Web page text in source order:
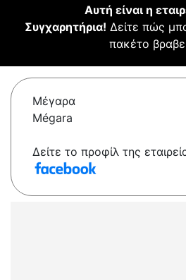
Αυτή είναι η
Συγχαρητήρια! Δείτε πώς
πακέτο
Μέγαρα
Mégara
Δείτε το προφίλ της